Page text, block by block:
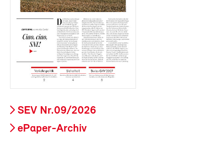
SEV Nr.09/2026
ePaper-Archiv